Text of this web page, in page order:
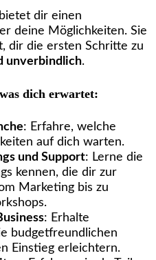
dir einen
deine Möglichkeiten. Sie
dir die ersten Schritte zu
unverbindlich.
dich erwartet:
: Erfahre, welche
auf dich warten.
und Support: Lerne die
kennen, die dir zur
Marketing bis zu
: Erhalte
budgetfreundlichen
Einstieg erleichtern.